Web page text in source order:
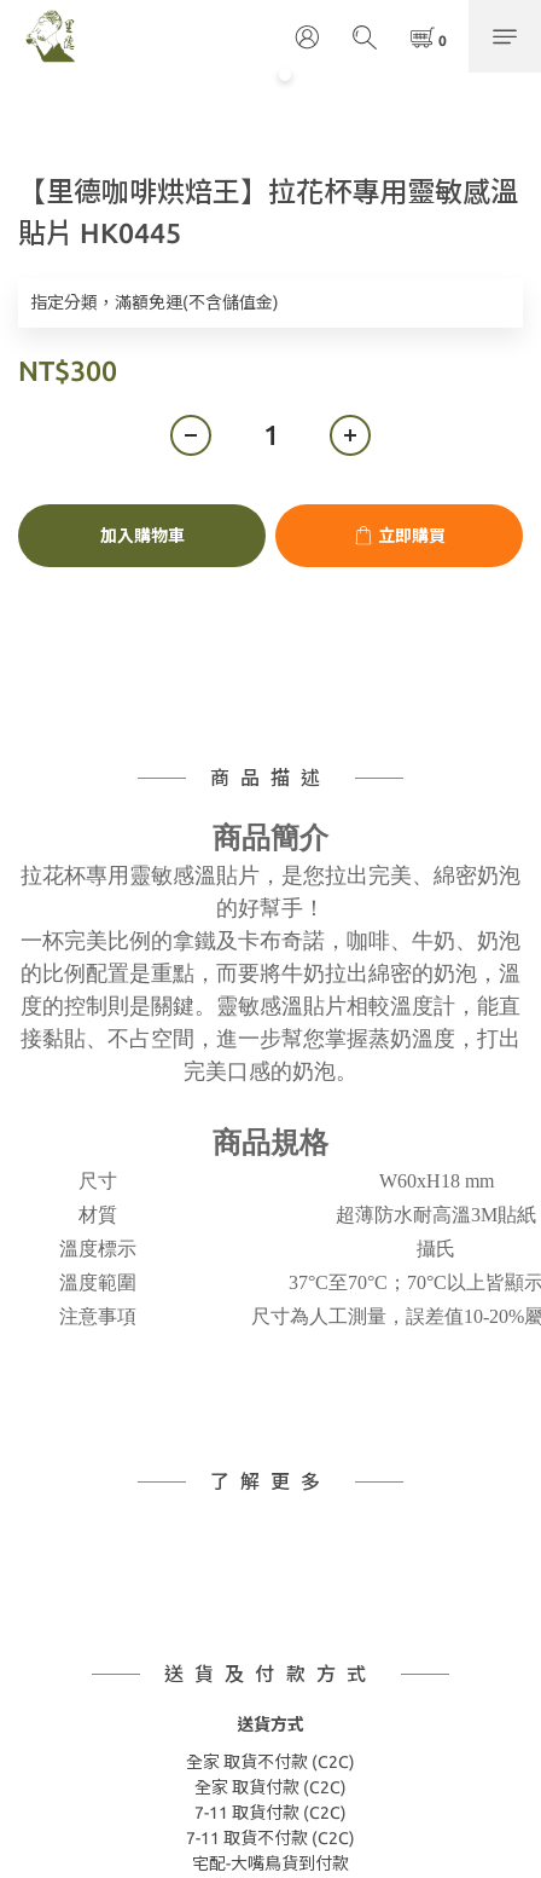
【里德咖啡烘焙王】拉花杯專用靈敏感溫
貼片 HK0445
指定分類，滿額免運(不含儲值金)
NT$300
加入購物車 立即購買
商品描述
商品簡介
拉花杯專用靈敏感溫貼片，是您拉出完美、綿密奶泡
的好幫手！
一杯完美比例的拿鐵及卡布奇諾，咖啡、牛奶、奶泡
的比例配置是重點，而要將牛奶拉出綿密的奶泡，溫
度的控制則是關鍵。 靈敏感溫貼片相較溫度計，能直
接黏貼、不占空間，進一步幫您掌握蒸奶溫度，打出
完美口感的奶泡。
商品規格
尺寸
W60xH18 mm
材質
超薄防水耐高溫3M貼紙
溫度標示
攝氏
溫度範圍
37°C至70°C；70°C以上皆顯
注意事項
尺寸為人工測量，誤差值10-20%
了解更多
送貨及付款方式
送貨方式
全家 取貨不付款 (C2C)
全家 取貨付款 (C2C)
7-11 取貨付款 (C2C)
7-11 取貨不付款 (C2C)
宅配-大嘴鳥貨到付款